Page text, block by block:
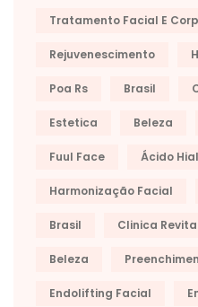
Tratamento Facial E
Rejuvenescimento
Poa Rs Brasil
Estetica Beleza
Fuul Face Ácido
Harmonização Facial
Brasil Clinica
Beleza
Endolifting Facial